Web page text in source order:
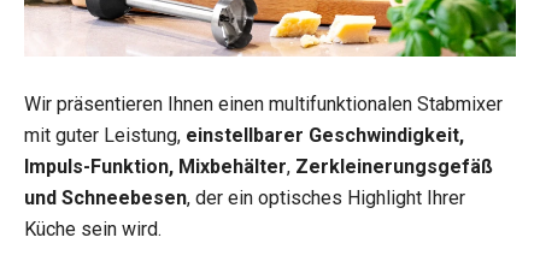
Wir präsentieren Ihnen einen multifunktionalen Stabmixer
mit guter Leistung, einstellbarer Geschwindigkeit,
Impuls-Funktion, Mixbehälter, Zerkleinerungsgefäß
und Schneebesen, der ein optisches Highlight Ihrer
Küche sein wird.